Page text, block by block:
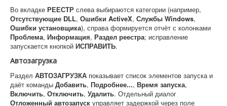
Во вкладке РЕЕСТР слева выбираются категории (например,
Отсутствующие DLL, Ошибки ActiveX, Службы Windows,
Ошибки установщика), справа формируется отчёт с колонками
Проблема, Информация, Раздел реестра; исправление
запускается кнопкой ИСПРАВИТЬ.
Автозагрузка
Раздел АВТОЗАГРУЗКА показывает список элементов запуска и
даёт команды Добавить, Подробнее..., Время запуска,
Включить, Отключить, Удалить. Отдельный диалог
Отложенный автозапуск управляет задержкой через поле